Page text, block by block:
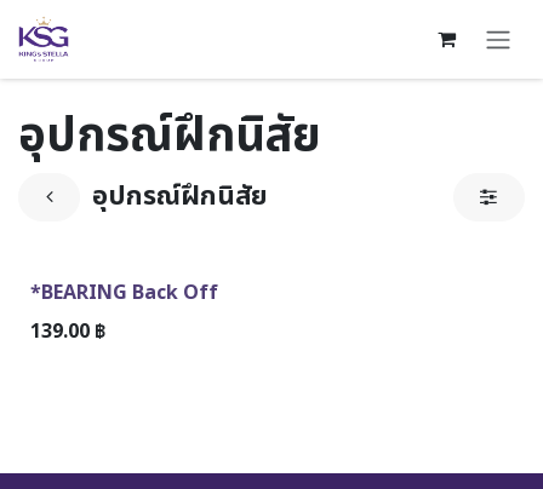
Skip to Content
อุปกรณ์ฝึกนิสัย
อุปกรณ์ฝึกนิสัย
*BEARING Back Off
139.00 ฿